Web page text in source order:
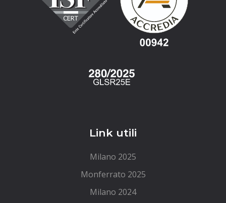
Link utili
Milano 2025
Monferrato 2025
Milano 2024